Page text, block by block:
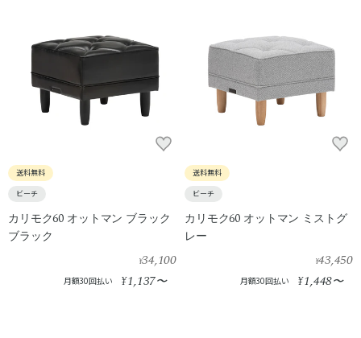
送料無料
ビーチ
カリモク60 オットマン ブラック
ブラック
¥34,100
月額30回払い ¥1,137〜
送料無料
ビーチ
カリモク60 オットマン ミストグ
レー
¥43,450
月額30回払い ¥1,448〜